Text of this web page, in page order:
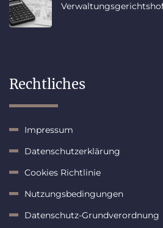
Rechtliches
Impressum
Datenschutzerklärung
Cookies Richtlinie
Nutzungsbedingungen
Datenschutz-Grundverordnung